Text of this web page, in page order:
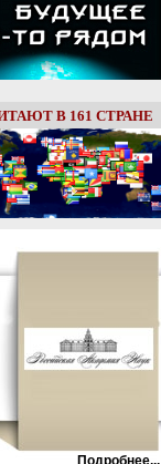
В 161 СТРАНЕ
Подробнее...